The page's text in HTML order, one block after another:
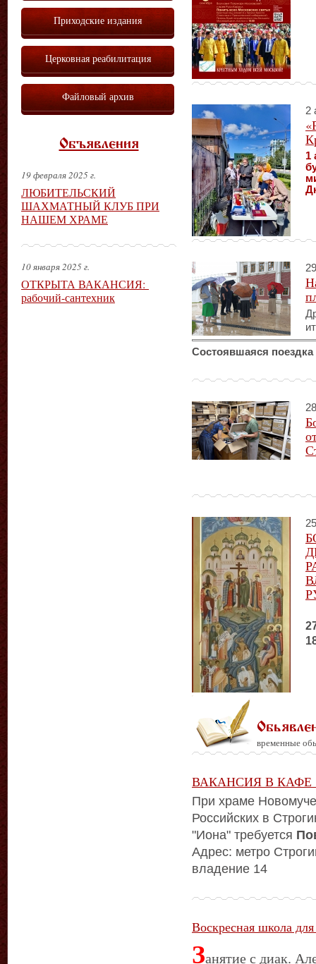
2
1
Состоявшаяся
временные
ВАКАНСИЯ В КАФЕ
При храме
Российских в
"Иона" требуется
Адрес: метро
владение 14
Воскресная школа
Занятие с диак.
Приходские издания
Церковная реабилитация
Файловый архив
Объявления
19 февраля 2025 г.
ЛЮБИТЕЛЬСКИЙ
ШАХМАТНЫЙ КЛУБ ПРИ
НАШЕМ ХРАМЕ
10 января 2025 г.
ОТКРЫТА ВАКАНСИЯ:
рабочий-сантехник